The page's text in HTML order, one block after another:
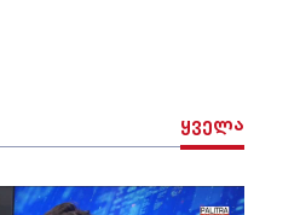
ყველა